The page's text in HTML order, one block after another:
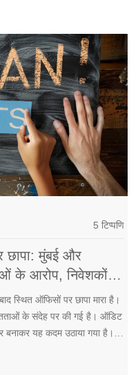
5 टिप्पणि
छापा: मुंबई और
के आरोप, निवेशकों
स्थित ऑफिसों पर छापा मारा है।
के संदेह पर की गई है। ऑडिट
बनाकर यह कदम उठाया गया है।